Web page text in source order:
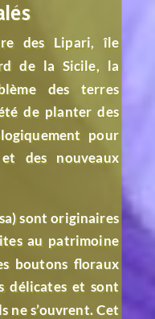
des Lipari, île
de la Sicile, la
des terres
de planter des
pour
des nouveaux
sont originaires
au patrimoine
boutons floraux
délicates et sont
ne s’ouvrent. Cet